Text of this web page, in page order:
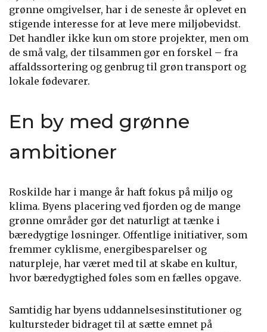
grønne omgivelser, har i de seneste år oplevet en
stigende interesse for at leve mere miljøbevidst.
Det handler ikke kun om store projekter, men om
de små valg, der tilsammen gør en forskel – fra
affaldssortering og genbrug til grøn transport og
lokale fødevarer.
En by med grønne
ambitioner
Roskilde har i mange år haft fokus på miljø og
klima. Byens placering ved fjorden og de mange
grønne områder gør det naturligt at tænke i
bæredygtige løsninger. Offentlige initiativer, som
fremmer cyklisme, energibesparelser og
naturpleje, har været med til at skabe en kultur,
hvor bæredygtighed føles som en fælles opgave.
Samtidig har byens uddannelsesinstitutioner og
kultursteder bidraget til at sætte emnet på